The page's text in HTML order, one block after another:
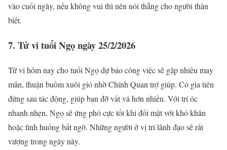
vào cuối ngày, nếu không vui thì nên nói thẳng cho người thân
biết.
7. Tử vi tuổi Ngọ ngày 25/2/2026
Tử vi hôm nay cho tuổi Ngọ dự báo công việc sẽ gặp nhiều may
mắn, thuận buồm xuôi gió nhờ Chính Quan trợ giúp. Có gia tiên
đứng sau tác động, giúp bạn đỡ vất vả hơn nhiều. Với trí óc
nhanh nhẹn, Ngọ sẽ ứng phó cực tốt khi đối mặt với khó khăn
hoặc tình huống bất ngờ. Những người ở vị trí lãnh đạo sẽ rất
vượng trong ngày này.